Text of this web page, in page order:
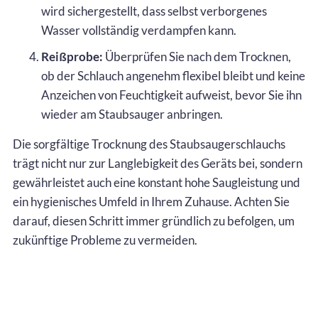
wird sichergestellt, dass selbst verborgenes
Wasser vollständig verdampfen kann.
Reißprobe: Überprüfen Sie nach dem Trocknen,
ob der Schlauch angenehm flexibel bleibt und keine
Anzeichen von Feuchtigkeit aufweist, bevor Sie ihn
wieder am Staubsauger anbringen.
Die sorgfältige Trocknung des Staubsaugerschlauchs
trägt nicht nur zur Langlebigkeit des Geräts bei, sondern
gewährleistet auch eine konstant hohe Saugleistung und
ein hygienisches Umfeld in Ihrem Zuhause. Achten Sie
darauf, diesen Schritt immer gründlich zu befolgen, um
zukünftige Probleme zu vermeiden.